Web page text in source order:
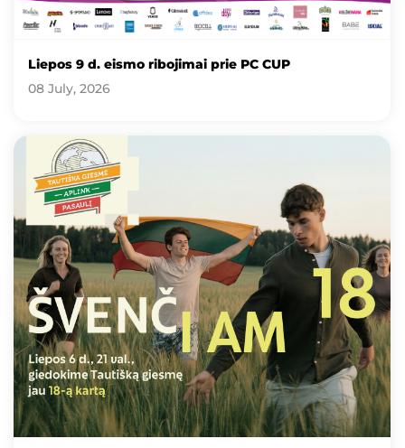
Liepos 9 d. eismo ribojimai prie PC CUP
08 July, 2026